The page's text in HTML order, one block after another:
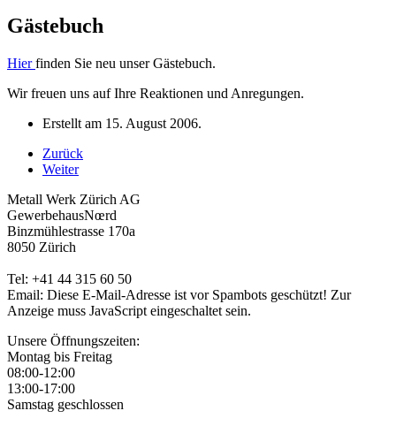
Gästebuch
Hierfinden Sie neu unser Gästebuch.
Wir freuen uns auf Ihre Reaktionen und Anregungen.
Erstellt am 15. August 2006.
Zurück
Weiter
Metall Werk Zürich AG
GewerbehausNœrd
Binzmühlestrasse 170a
8050 Zürich
Tel: +41 44 315 60 50
Email: Diese E-Mail-Adresse ist vor Spambots geschützt! Zur
Anzeige muss JavaScript eingeschaltet sein.
Unsere Öffnungszeiten:
Montag bis Freitag
08:00-12:00
13:00-17:00
Samstag geschlossen